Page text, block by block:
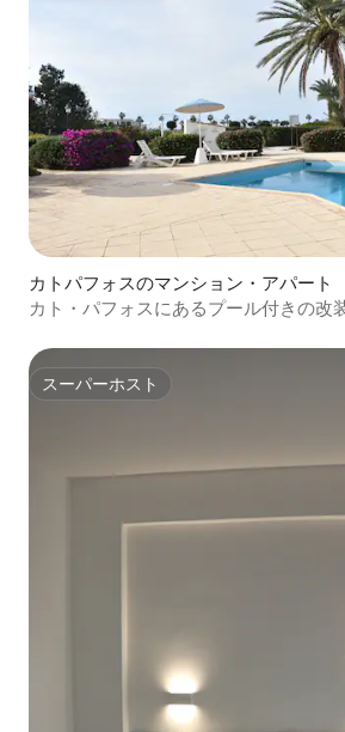
カトパフォスのマンション・アパート
カト・パフォスにあるプール付きの改
スーパーホスト
スーパーホスト